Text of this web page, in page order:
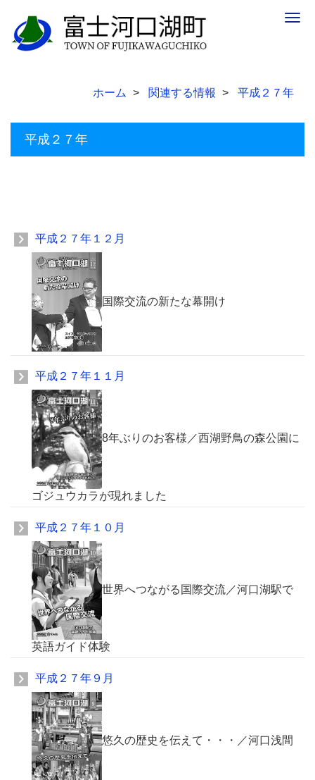
ホーム 関連する情報 平成２７年
平成２７年
平成２７年１２月
国際交流の新たな幕開け
平成２７年１１月
8年ぶりのお客様／西湖野鳥の森公園に
ゴジュウカラが現れました
平成２７年１０月
世界へつながる国際交流／河口湖駅で
英語ガイド体験
平成２７年９月
悠久の歴史を伝えて・・・／河口浅間